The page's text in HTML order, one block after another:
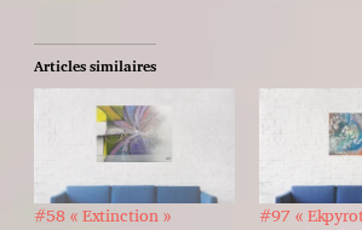
Articles similaires
#58 « Extinction » #97 «